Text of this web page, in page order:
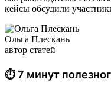
кейсы обсудили
Ольга Плескань
автор статей
⏱ 7 минут